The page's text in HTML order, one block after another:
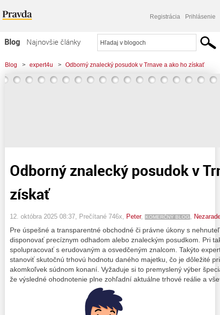
Registrácia Prihlásenie
Blog
Najnovšie články
Najčítanejšie články
Najkomentovanejšie články
Blog > expert4u > Odborný znalecký posudok v Trnave a ako ho získať
Odborný znalecký posudok v
získať
12. októbra 2025 08:37 , Prečítané 746x, Peter, KOMERČNÝ BLOG
Pre úspešné a transparentné obchodné či právne úkony s
disponovať precíznym odhadom alebo znaleckým posudkom. Pri
spolupracovať s erudovaným a osvedčeným znalcom. Takýto
stanoviť skutočnú trhovú hodnotu daného majetku, čo je dôležité
akomkoľvek súdnom konaní. Vyžaduje si to premyslený výber
že výsledné ohodnotenie plne zohľadní aktuálne trhové reálie a